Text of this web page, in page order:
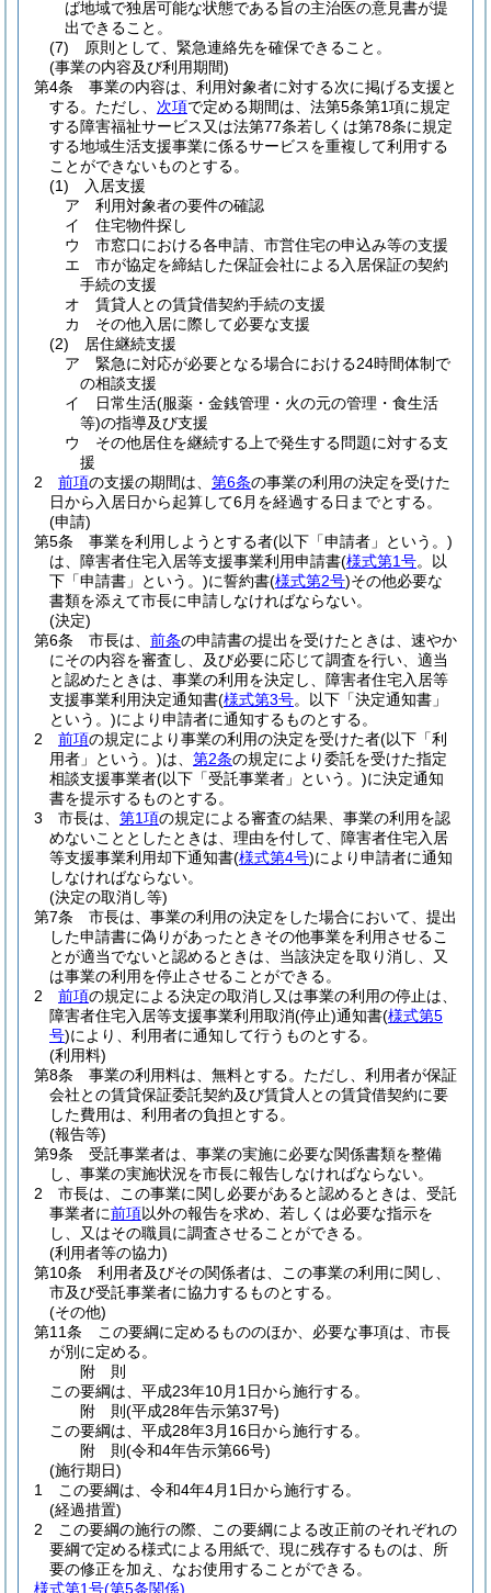
ば地域で独居可能な状態である旨の主治医の意見書が提
出できること。
(7)
原則として、緊急連絡先を確保できること。
(事業の内容及び利用期間)
第4条
事業の内容は、利用対象者に対する次に掲げる支援と
する。 ただし、 次項で定める期間は、法第5条第1項に規定
する障害福祉サービス又は法第77条若しくは第78条に規定
する地域生活支援事業に係るサービスを重複して利用する
ことができないものとする。
(1)
入居支援
ア
利用対象者の要件の確認
イ
住宅物件探し
ウ
市窓口における各申請、市営住宅の申込み等の支援
エ
市が協定を締結した保証会社による入居保証の契約
手続の支援
オ
賃貸人との賃貸借契約手続の支援
カ
その他入居に際して必要な支援
(2)
居住継続支援
ア
緊急に対応が必要となる場合における24時間体制で
の相談支援
イ
日常生活(服薬・金銭管理・火の元の管理・食生活
等)の指導及び支援
ウ
その他居住を継続する上で発生する問題に対する支
援
2
前項の支援の期間は、 第6条の事業の利用の決定を受けた
日から入居日から起算して6月を経過する日までとする。
(申請)
第5条
事業を利用しようとする者(以下「申請者」という。)
は、障害者住宅入居等支援事業利用申請書(様式第1号。以
下「申請書」という。)に誓約書(様式第2号)その他必要な
書類を添えて市長に申請しなければならない。
(決定)
第6条
市長は、 前条の申請書の提出を受けたときは、速やか
にその内容を審査し、及び必要に応じて調査を行い、適当
と認めたときは、事業の利用を決定し、障害者住宅入居等
支援事業利用決定通知書(様式第3号。以下「決定通知書」
という。)により申請者に通知するものとする。
2
前項の規定により事業の利用の決定を受けた者(以下「利
用者」という。)は、 第2条の規定により委託を受けた指定
相談支援事業者(以下「受託事業者」という。)に決定通知
書を提示するものとする。
3
市長は、 第1項の規定による審査の結果、事業の利用を認
めないこととしたときは、理由を付して、障害者住宅入居
等支援事業利用却下通知書(様式第4号)により申請者に通知
しなければならない。
(決定の取消し等)
第7条
市長は、事業の利用の決定をした場合において、提出
した申請書に偽りがあったときその他事業を利用させるこ
とが適当でないと認めるときは、当該決定を取り消し、又
は事業の利用を停止させることができる。
2
前項の規定による決定の取消し又は事業の利用の停止は、
障害者住宅入居等支援事業利用取消(停止)通知書(様式第5
号)により、利用者に通知して行うものとする。
(利用料)
第8条
事業の利用料は、無料とする。 ただし、利用者が保証
会社との賃貸保証委託契約及び賃貸人との賃貸借契約に要
した費用は、利用者の負担とする。
(報告等)
第9条
受託事業者は、事業の実施に必要な関係書類を整備
し、事業の実施状況を市長に報告しなければならない。
2
市長は、この事業に関し必要があると認めるときは、受託
事業者に前項以外の報告を求め、若しくは必要な指示を
し、又はその職員に調査させることができる。
(利用者等の協力)
第10条
利用者及びその関係者は、この事業の利用に関し、
市及び受託事業者に協力するものとする。
(その他)
第11条
この要綱に定めるもののほか、必要な事項は、市長
が別に定める。
附 則
この要綱は、平成23年10月1日から施行する。
附 則(平成28年告示第37号)
この要綱は、平成28年3月16日から施行する。
附 則(令和4年告示第66号)
(施行期日)
1
この要綱は、令和4年4月1日から施行する。
(経過措置)
2
この要綱の施行の際、この要綱による改正前のそれぞれの
要綱で定める様式による用紙で、現に残存するものは、所
要の修正を加え、なお使用することができる。
様式第1号(第5条関係)